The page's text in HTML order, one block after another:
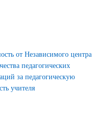
от Независимого центра
педагогических
за педагогическую
учителя